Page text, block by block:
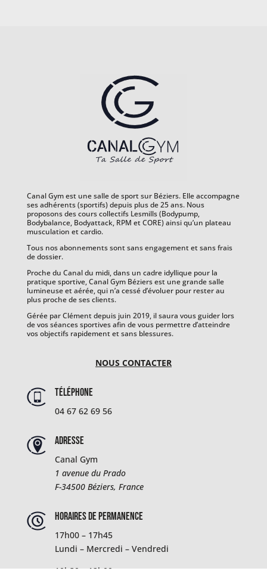
Canal Gym est une salle de sport sur Béziers. Elle accompagne
ses adhérents (sportifs) depuis plus de 25 ans. Nous
proposons des cours collectifs Lesmills (Bodypump,
Bodybalance, Bodyattack, RPM et CORE) ainsi qu’un plateau
musculation et cardio.
Tous nos abonnements sont sans engagement et sans frais
de dossier.
Proche du Canal du midi, dans un cadre idyllique pour la
pratique sportive, Canal Gym Béziers est une grande salle
lumineuse et aérée, qui n’a cessé d’évoluer pour rester au
plus proche de ses clients.
Gérée par Clément depuis juin 2019, il saura vous guider lors
de vos séances sportives afin de vous permettre d’atteindre
vos objectifs rapidement et sans blessures.
NOUS CONTACTER
Téléphone
04 67 62 69 56
Adresse
Canal Gym
1 avenue du Prado
F-34500 Béziers, France
Horaires de permanence
17h00 – 17h45
Lundi – Mercredi – Vendredi